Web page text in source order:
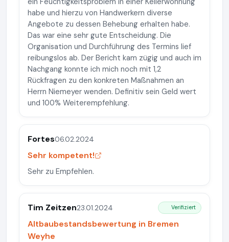
habe und hierzu von Handwerkern diverse
Angebote zu dessen Behebung erhalten habe.
Das war eine sehr gute Entscheidung. Die
Organisation und Durchführung des Termins lief
reibungslos ab. Der Bericht kam zügig und auch im
Nachgang konnte ich mich noch mit 1,2
Rückfragen zu den konkreten Maßnahmen an
Herrn Niemeyer wenden. Definitiv sein Geld wert
und 100% Weiterempfehlung.
Fortes06.02.2024
Sehr kompetent!
Sehr zu Empfehlen.
Tim Zeitzen23.01.2024 Verifiziert
Altbaubestandsbewertung in Bremen
Weyhe